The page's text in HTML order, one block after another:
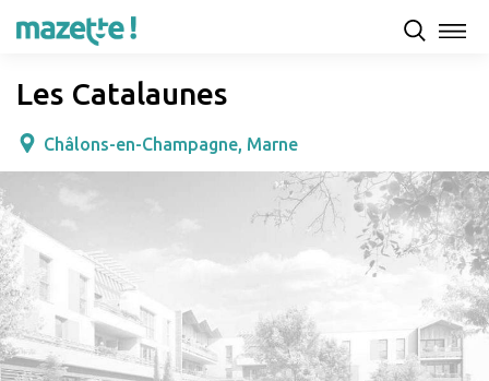
Les Catalaunes
Châlons-en-Champagne, Marne